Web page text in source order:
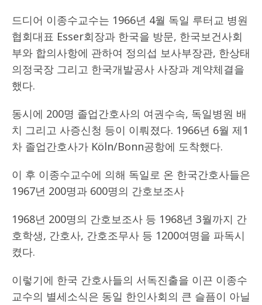
드디어 이종수교수는 1966년 4월 독일 루터교 병원
협회대표 Esser회장과 한국을 방문, 한국보건사회
부와 합의사항에 관하여 정의섭 보사부장관, 한상태
의정국장 그리고 한국개발공사 사장과 계약체결을
했다.
동시에 200명 졸업간호사의 여권수속, 독일병원 배
치 그리고 사증신청 등이 이뤄졌다. 1966년 6월 제1
차 졸업간호사가 Köln/Bonn공항에 도착했다.
이 후 이종수교수에 의해 독일로 온 한국간호사들은
1967년 200명과 600명의 간호보조사
1968년 200명의 간호보조사 등 1968년 3월까지 간
호학생, 간호사, 간호조무사 등 1200여명을 파독시
켰다.
이렇기에 한국 간호사들의 서독진출을 이끈 이종수
교수의 별세소식은 동일 한인사회의 큰 슬픔이 아닐